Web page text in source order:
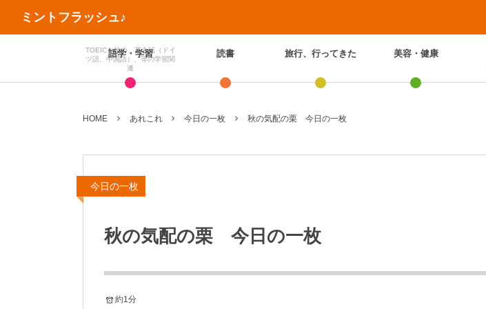
ミントフラッシュ♪
語学・学習
TOEICを始め、英会話（ドイ
ツ語、中国語）、等の学習関
連
読書 旅行、行ってきた 美容・健康
HOME あれこれ 今日の一枚 秋の気配の栗 今日の一枚
今日の一枚
秋の気配の栗 今日の一枚
約1分